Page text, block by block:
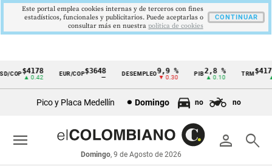
Cintillo
económicos
Colombia
COP$4178
▲ 0.42
EUR/COP$3648 DESEMPLEO 9,9 %
▼ 0.30
PIB2,8 %
▲ 0.10
TRM
▲
Pico y Placa Medellín Domingo no no
person search
Domingo, 9 de Agosto de 2026
menu
Este portal emplea cookies internas y de terceros con fines
estadísticos, funcionales y publicitarios. Puede aceptarlas o
consultar más en nuestra politica de cookies
CONTINUAR